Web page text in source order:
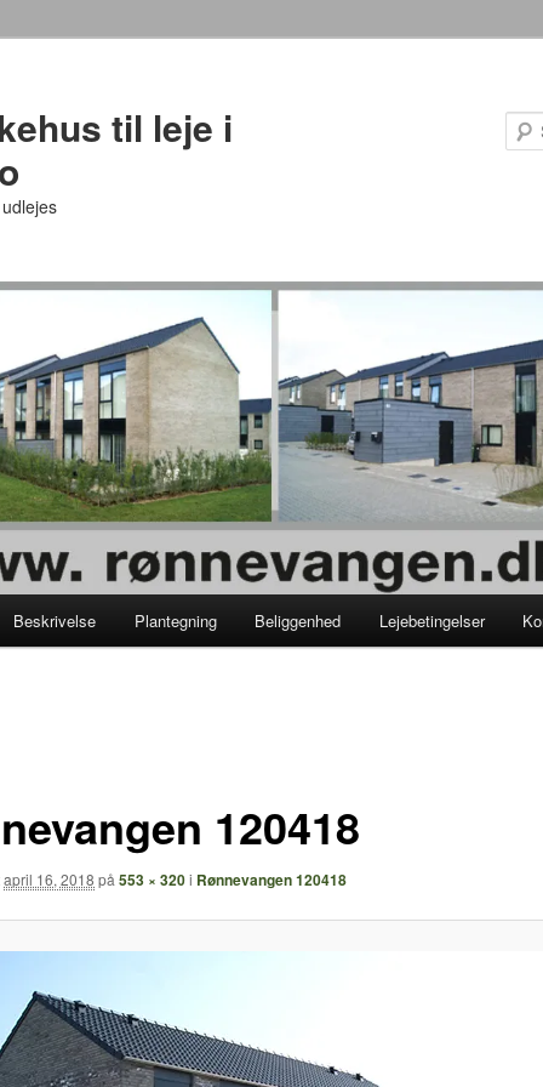
til leje i
Beskrivelse Plantegning Beliggenhed Lejebetingelser
120418
april 16, 2018 på553 × 320i Rønnevangen 120418